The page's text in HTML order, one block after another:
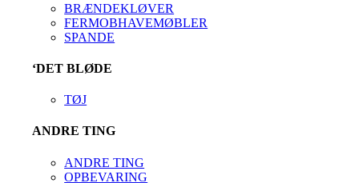
BRÆNDEKLØVER
FERMOBHAVEMØBLER
SPANDE
‘DET BLØDE
TØJ
ANDRE TING
ANDRE TING
OPBEVARING